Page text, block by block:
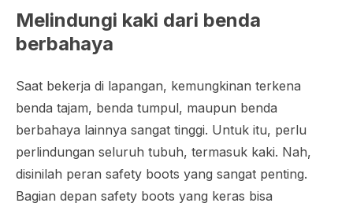
Melindungi kaki dari benda
berbahaya
Saat bekerja di lapangan, kemungkinan terkena
benda tajam, benda tumpul, maupun benda
berbahaya lainnya sangat tinggi. Untuk itu, perlu
perlindungan seluruh tubuh, termasuk kaki. Nah,
disinilah peran safety boots yang sangat penting.
Bagian depan safety boots yang keras bisa